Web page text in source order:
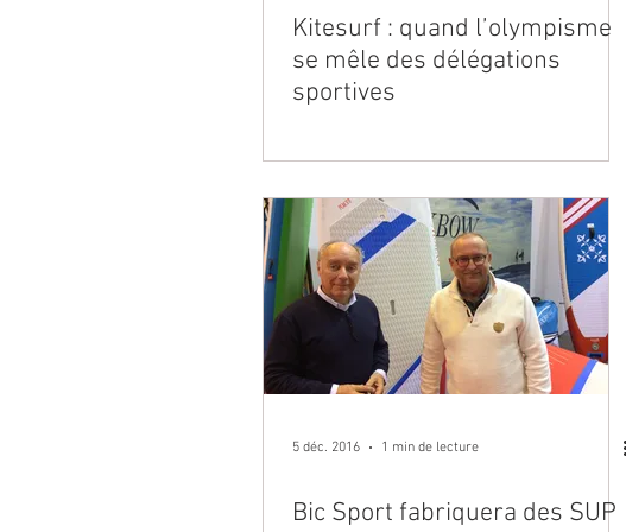
Kitesurf : quand l’olympisme
se mêle des délégations
sportives
5 déc. 2016 1 min de lecture
Bic Sport fabriquera des SUP